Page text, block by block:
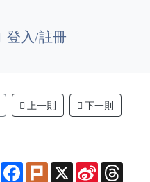
登入/註冊
上一則 下一則
Line Facebook
PlurkX Sina
Weibo